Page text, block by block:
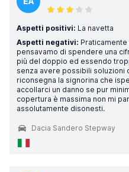
Aspetti positivi: La navetta
Aspetti negativi:
pensavamo di spendere una
più del doppio ed essendo
senza avere possibili soluzioni
riconsegna la signorina che
accollarci un danno se pur
copertura è massima non mi
assolutamente disonesti.
Dacia Sandero Stepway